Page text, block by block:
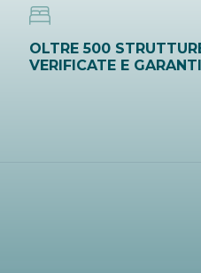
OLTRE 500
VERIFICATE E